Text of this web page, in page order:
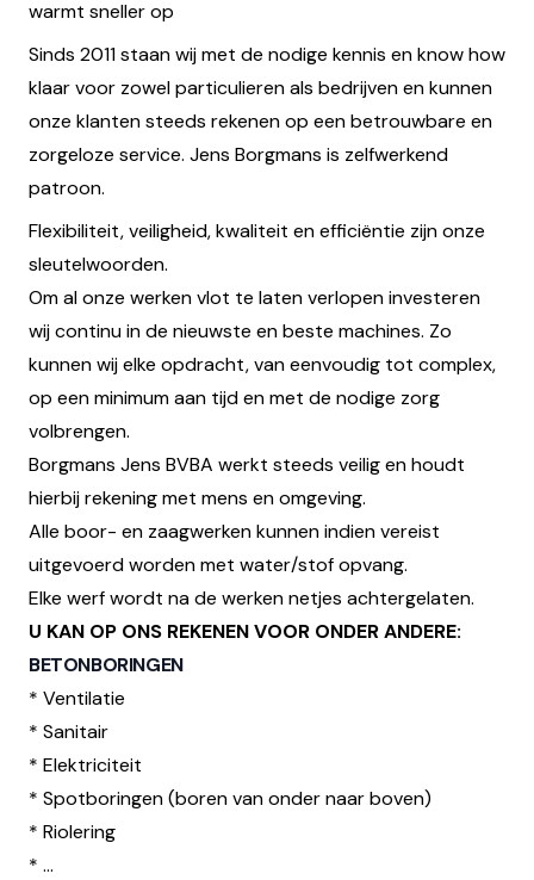
warmt sneller op
Sinds 2011 staan wij met de nodige kennis en know how
klaar voor zowel particulieren als bedrijven en kunnen
onze klanten steeds rekenen op een betrouwbare en
zorgeloze service. Jens Borgmans is zelfwerkend
patroon.
Flexibiliteit, veiligheid, kwaliteit en efficiëntie zijn onze
sleutelwoorden.
Om al onze werken vlot te laten verlopen investeren
wij continu in de nieuwste en beste machines. Zo
kunnen wij elke opdracht, van eenvoudig tot complex,
op een minimum aan tijd en met de nodige zorg
volbrengen.
Borgmans Jens BVBA werkt steeds veilig en houdt
hierbij rekening met mens en omgeving.
Alle boor- en zaagwerken kunnen indien vereist
uitgevoerd worden met water/stof opvang.
Elke werf wordt na de werken netjes achtergelaten.
U KAN OP ONS REKENEN VOOR ONDER ANDERE:
BETONBORINGEN
* Ventilatie
* Sanitair
* Elektriciteit
* Spotboringen (boren van onder naar boven)
* Riolering
* ...